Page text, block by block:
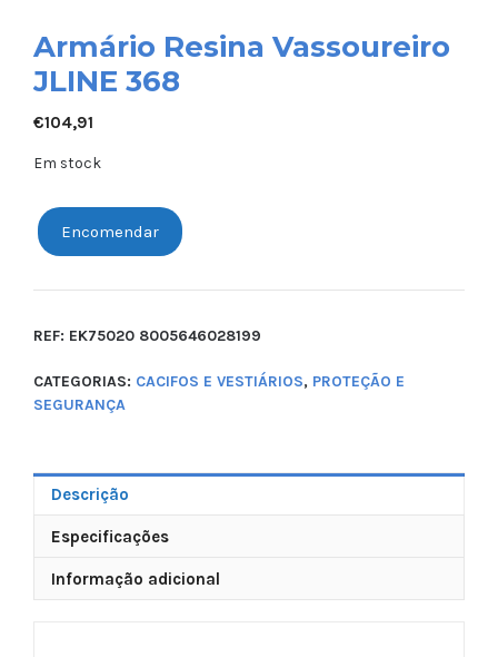
Armário Resina Vassoureiro
JLINE 368
€104,91
Em stock
Encomendar
REF: EK75020 8005646028199
CATEGORIAS: CACIFOS E VESTIÁRIOS, PROTEÇÃO E
SEGURANÇA
Descrição
Especificações
Informação adicional